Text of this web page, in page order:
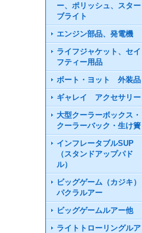
ー、ポリッシュ、スター
ブライト
エンジン部品、発電機
ライフジャケット、セイ
フティー用品
ボート・ヨット 外装品
ギャレイ アクセサリー
大型クーラーボックス・
クーラーバック・生け簀
インフレータブルSUP
（スタンドアップパド
ル）
ビッグゲーム（カジキ）
パクラルアー
ビッグゲームルアー他
ライトトローリングルア